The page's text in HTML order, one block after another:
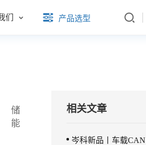
们 产品选型
储
能
相关文章
岑科新品丨车载CAN FD 片